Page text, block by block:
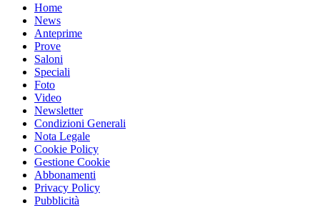
Home
News
Anteprime
Prove
Saloni
Speciali
Foto
Video
Newsletter
Condizioni Generali
Nota Legale
Cookie Policy
Gestione Cookie
Abbonamenti
Privacy Policy
Pubblicità